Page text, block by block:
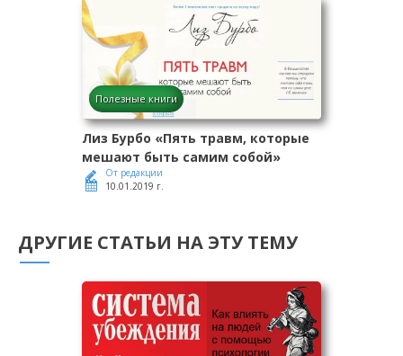
Полезные книги
Лиз Бурбо «Пять травм, которые
мешают быть самим собой»
От редакции
10.01.2019 г.
ДРУГИЕ СТАТЬИ НА ЭТУ ТЕМУ